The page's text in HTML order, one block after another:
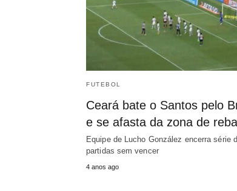
FUTEBOL
Ceará bate o Santos pelo
e se afasta da zona de
Equipe de Lucho González encerra série
partidas sem vencer
4 anos ago